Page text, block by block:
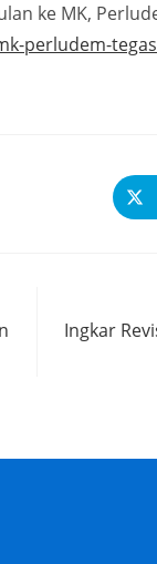
ke MK,
perludem-
Ingkar